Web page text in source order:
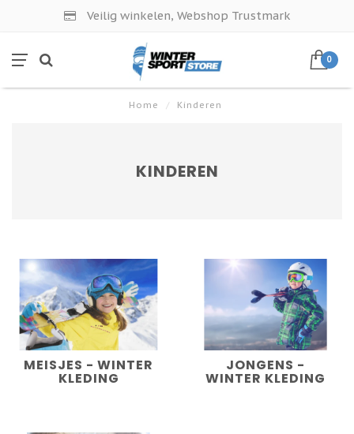
Veilig winkelen, Webshop Trustmark
0
Home / Kinderen
KINDEREN
MEISJES - WINTER
KLEDING
JONGENS -
WINTER KLEDING